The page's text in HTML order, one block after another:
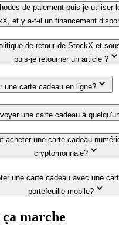
de paiement puis-je utiliser
et y a-t-il un financement
de retour de StockX et
puis-je retourner un article ?
une carte cadeau en ligne?
une carte cadeau à
acheter une carte-cadeau
cryptomonnaie?
une carte cadeau avec une
portefeuille mobile?
marche